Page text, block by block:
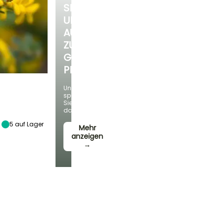
SIE
UNSERE
AUSWAHL
ZU
GÜNSTIGEN
PREISEN
Und
sparen
Sie
dabei!
Mehr
anzeigen
→
5 auf Lager